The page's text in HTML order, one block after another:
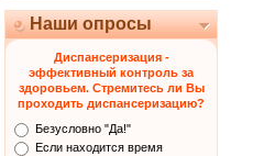
Наши опросы
Диспансеризация -
эффективный контроль за
здоровьем. Стремитесь ли Вы
проходить диспансеризацию?
Безусловно "Да!"
Если находится время